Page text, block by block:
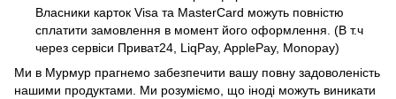
Власники карток Visa та MasterCard можуть повністю
сплатити замовлення в момент його оформлення. (В т.ч
через сервіси Приват24, LiqPay, ApplePay, Monopay)
Ми в Мурмур прагнемо забезпечити вашу повну задоволеність
нашими продуктами. Ми розуміємо, що іноді можуть виникати